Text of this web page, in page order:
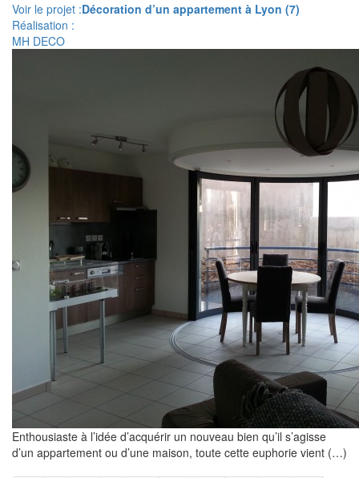
Voir le projet :Décoration d’un appartement à Lyon (7)
Réalisation :
MH DECO
Enthousiaste à l’idée d’acquérir un nouveau bien qu’il s’agisse
d’un appartement ou d’une maison, toute cette euphorie vient (…)